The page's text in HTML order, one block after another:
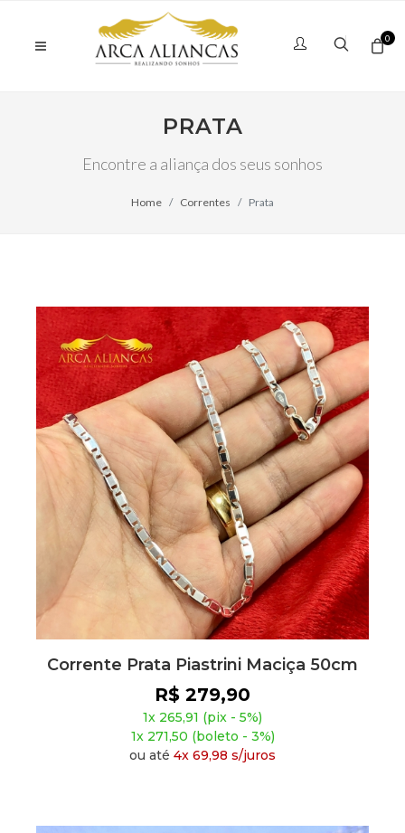
0
PRATA
Encontre a aliança dos seus sonhos
Home Correntes Prata
Corrente Prata Piastrini Maciça 50cm
R$ 279,90
1x 265,91 (pix - 5%)
1x 271,50 (boleto - 3%)
ou até 4x 69,98 s/juros